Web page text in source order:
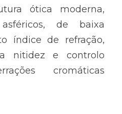
ótica moderna,
de baixa
índice de refração,
nitidez e controlo
cromáticas